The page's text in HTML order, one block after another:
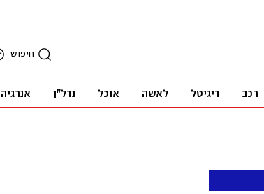
חיפוש
רכב דיגיטל לאשה אוכל נדל"ן אנרגיה